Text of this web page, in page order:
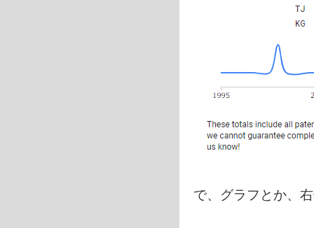
で、グラフとか、